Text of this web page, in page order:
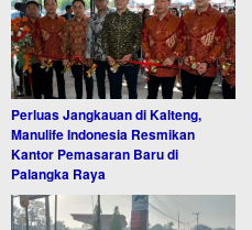
Perluas Jangkauan di Kalteng,
Manulife Indonesia Resmikan
Kantor Pemasaran Baru di
Palangka Raya